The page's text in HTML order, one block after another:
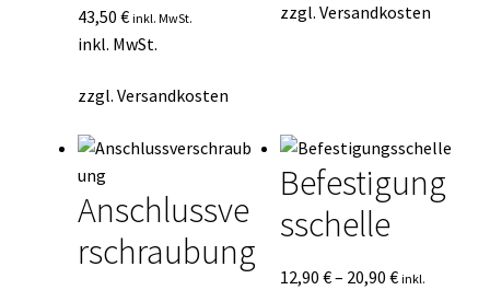
43,50 € inkl. MwSt.
inkl. MwSt.
zzgl. Versandkosten
zzgl.Versandkosten
Anschlussve
rschraubung
Befestigung
sschelle
12,90€– 20,90€ inkl.